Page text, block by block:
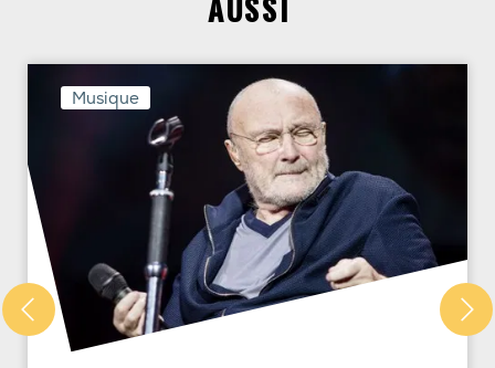
Musique